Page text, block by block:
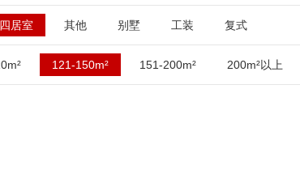
四居室 其他 别墅 工装 复式
121-150m² 151-200m² 200m²以上